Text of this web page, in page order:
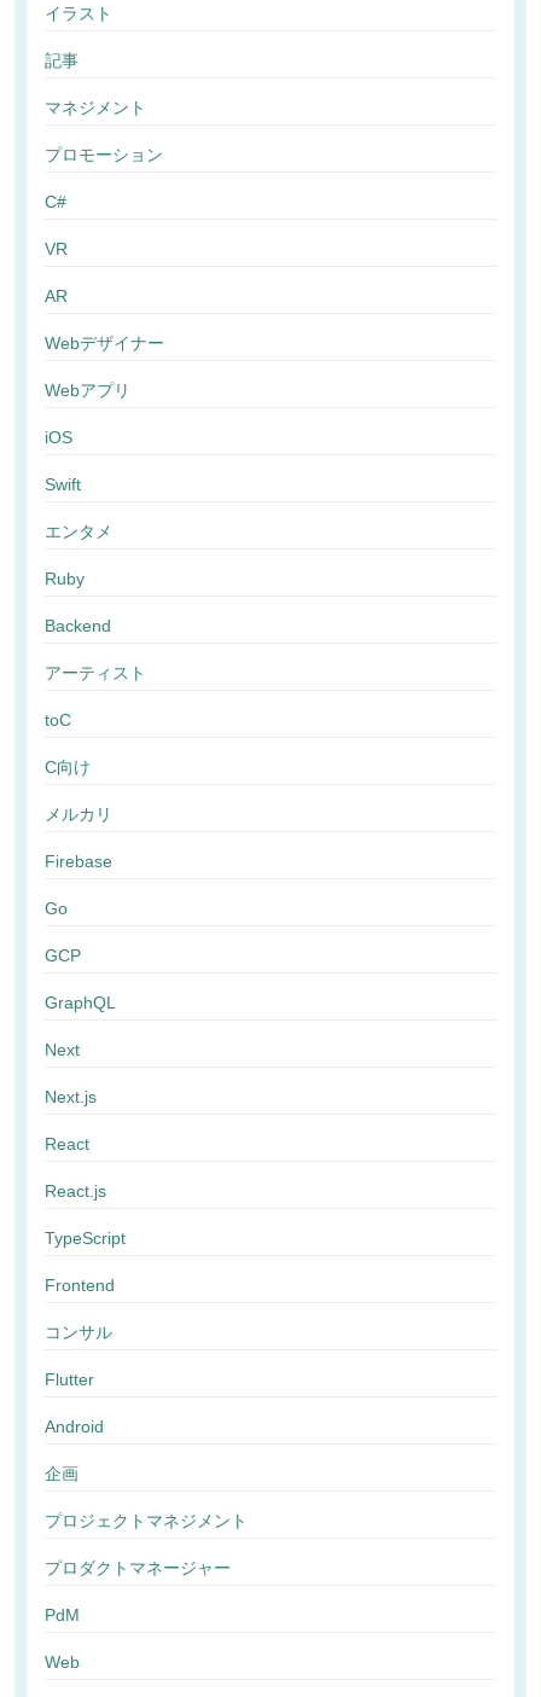
イラスト
記事
マネジメント
プロモーション
C#
VR
AR
Webデザイナー
Webアプリ
iOS
Swift
エンタメ
Ruby
Backend
アーティスト
toC
C向け
メルカリ
Firebase
Go
GCP
GraphQL
Next
Next.js
React
React.js
TypeScript
Frontend
コンサル
Flutter
Android
企画
プロジェクトマネジメント
プロダクトマネージャー
PdM
Web